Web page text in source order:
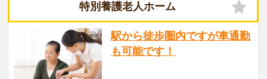
特別養護老人ホーム
駅から徒歩圏内ですが車通勤
も可能です！